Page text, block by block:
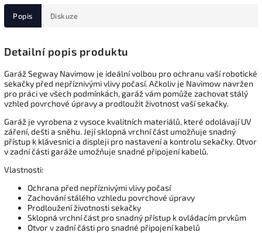
Popis Diskuze
Detailní popis produktu
Garáž Segway Navimow je ideální volbou pro ochranu vaší robotické
sekačky před nepříznivými vlivy počasí. Ačkoliv je Navimow navržen
pro práci ve všech podmínkách, garáž vám pomůže zachovat stálý
vzhled povrchové úpravy a prodloužit životnost vaší sekačky.
Garáž je vyrobena z vysoce kvalitních materiálů, které odolávají UV
záření, dešti a sněhu. Její sklopná vrchní část umožňuje snadný
přístup k klávesnici a displeji pro nastavení a kontrolu sekačky. Otvor
v zadní části garáže umožňuje snadné připojení kabelů.
Vlastnosti:
Ochrana před nepříznivými vlivy počasí
Zachování stálého vzhledu povrchové úpravy
Prodloužení životnosti sekačky
Sklopná vrchní část pro snadný přístup k ovládacím prvkům
Otvor v zadní části pro snadné připojení kabelů